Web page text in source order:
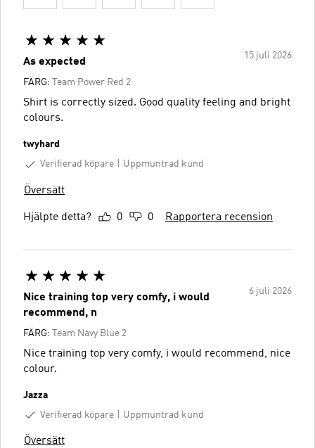
15 juli 2026
As expected
FÄRG: Team Power Red 2
Shirt is correctly sized. Good quality feeling and bright
colours.
twyhard
Verifierad köpare
Uppmuntrad kund
Översätt
Hjälpte detta? 0 0 Rapportera recension
6 juli 2026
Nice training top very comfy, i would
recommend, n
FÄRG: Team Navy Blue 2
Nice training top very comfy, i would recommend, nice
colour.
Jazza
Verifierad köpare
Uppmuntrad kund
Översätt